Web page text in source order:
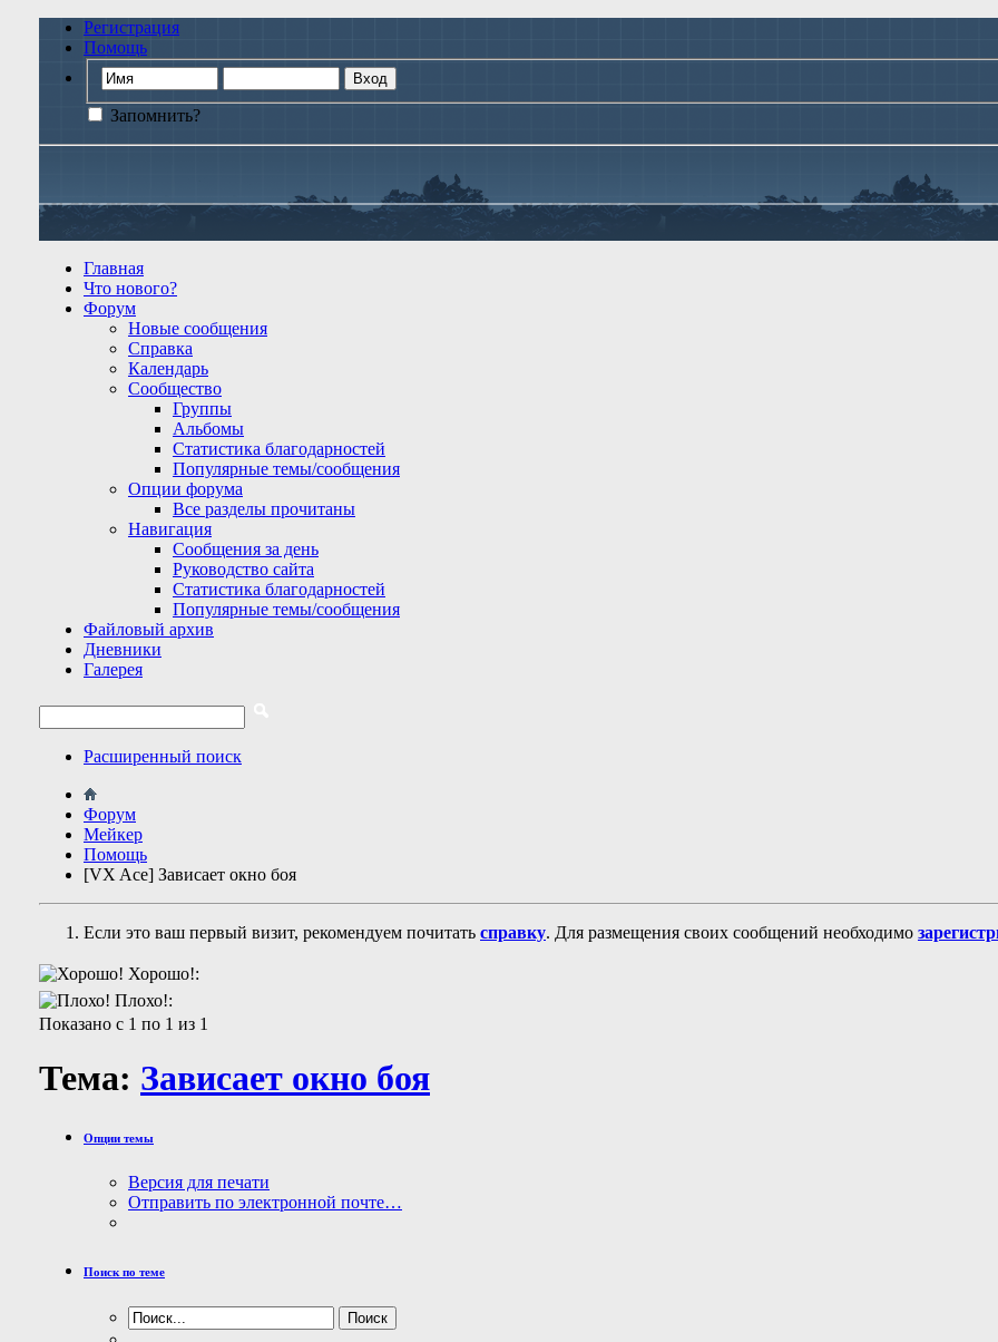
Регистрация
Помощь
Запомнить?
Главная
Что нового?
Форум
Новые сообщения
Справка
Календарь
Сообщество
Группы
Альбомы
Статистика благодарностей
Популярные темы/сообщения
Опции форума
Все разделы прочитаны
Навигация
Сообщения за день
Руководство сайта
Статистика благодарностей
Популярные темы/сообщения
Файловый архив
Дневники
Галерея
Расширенный поиск
Форум
Мейкер
Помощь
[VX Ace] Зависает окно боя
Если это ваш первый визит, рекомендуем почитать справку. Для размещения своих сообщений необходимо
Хорошо!:
Плохо!:
Показано с 1 по 1 из 1
Тема: Зависает окно боя
Опции темы
Версия для печати
Отправить по электронной почте…
Поиск по теме